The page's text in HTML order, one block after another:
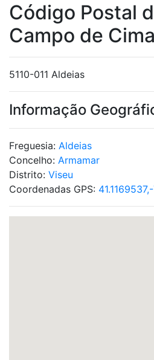
Código Postal
Campo de Cima
5110-011 Aldeias
Informação
Freguesia: Aldeias
Concelho: Armamar
Distrito: Viseu
Coordenadas GPS: